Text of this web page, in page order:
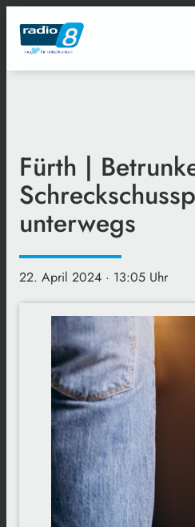
Fürth |
unterwegs
22. April 2024 · 13:05 Uhr